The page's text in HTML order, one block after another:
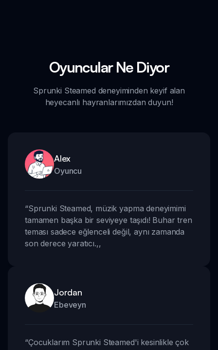
Oyuncular Ne Diyor
Sprunki Steamed deneyiminden keyif alan
heyecanlı hayranlarımızdan duyun!
Alex
Oyuncu
“Sprunki Steamed, müzik yapma deneyimimi
tamamen başka bir seviyeye taşıdı! Buhar tren
teması sadece eğlenceli değil, aynı zamanda
son derece yaratıcı.,,
Jordan
Ebeveyn
“Çocuklarım Sprunki Steamed'i kesinlikle çok